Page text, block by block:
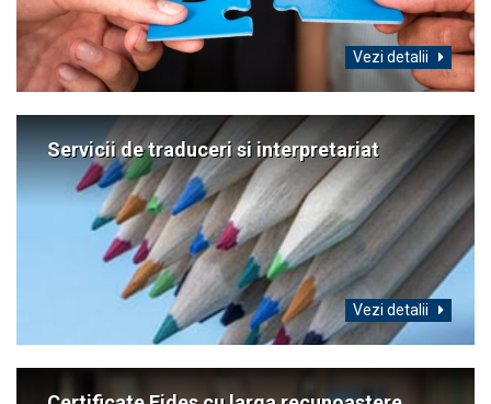
Vezi detalii
Servicii de traduceri si interpretariat
Vezi detalii